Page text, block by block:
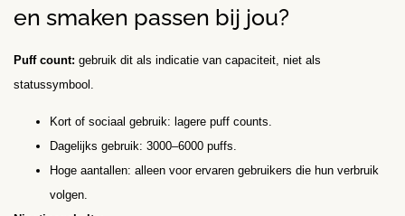
en smaken passen bij jou?
Puff count: gebruik dit als indicatie van capaciteit, niet als
statussymbool.
Kort of sociaal gebruik: lagere puff counts.
Dagelijks gebruik: 3000–6000 puffs.
Hoge aantallen: alleen voor ervaren gebruikers die hun verbruik
volgen.